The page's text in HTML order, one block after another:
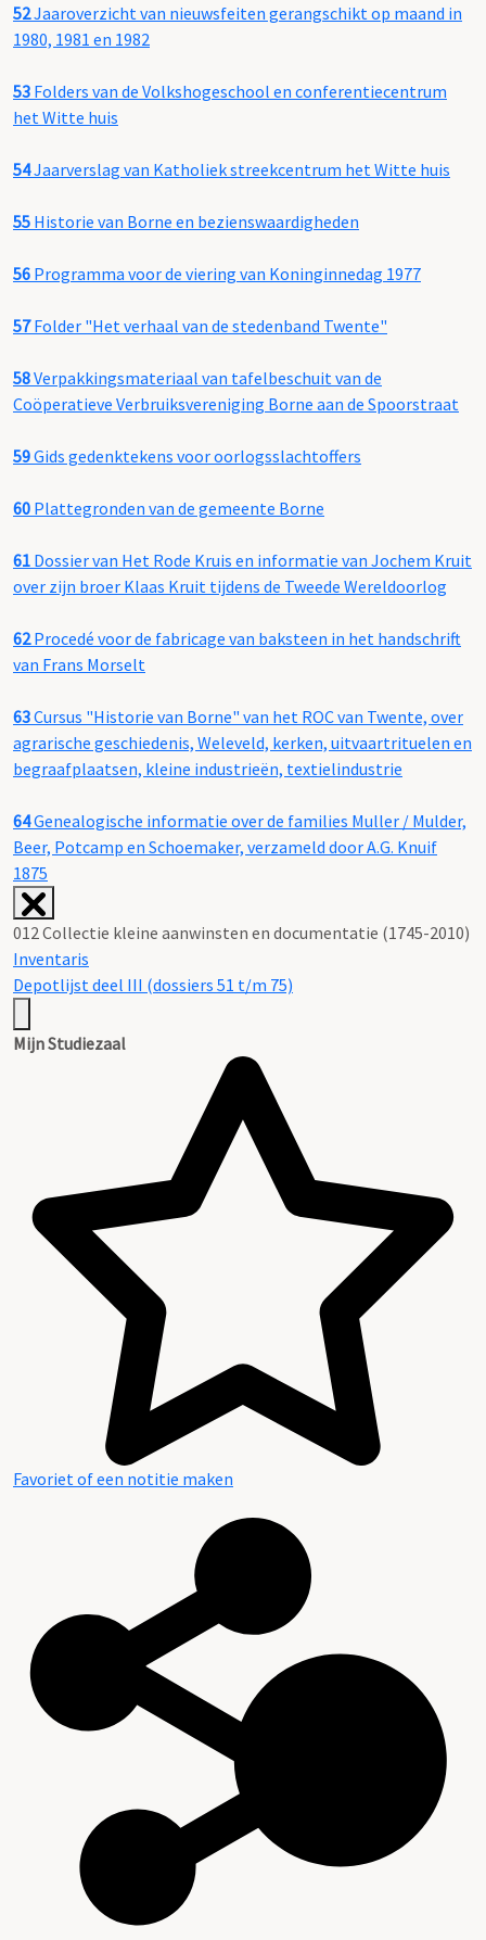
52Jaaroverzicht van nieuwsfeiten gerangschikt op maand in
1980, 1981 en 1982
53 Folders van de Volkshogeschool en conferentiecentrum
het Witte huis
54Jaarverslag van Katholiek streekcentrum het Witte huis
55 Historie van Borne en bezienswaardigheden
56 Programma voor de viering van Koninginnedag 1977
57Folder "Het verhaal van de stedenband Twente"
58Verpakkingsmateriaal van tafelbeschuit van de
Coöperatieve Verbruiksvereniging Borne aan de Spoorstraat
59Gids gedenktekens voor oorlogsslachtoffers
60 Plattegronden van de gemeente Borne
61 Dossier van Het Rode Kruis en informatie van Jochem Kruit
over zijn broer Klaas Kruit tijdens de Tweede Wereldoorlog
62Procedé voor de fabricage van baksteen in het handschrift
van Frans Morselt
63Cursus "Historie van Borne" van het ROC van Twente, over
agrarische geschiedenis, Weleveld, kerken, uitvaartrituelen en
begraafplaatsen, kleine industrieën, textielindustrie
64Genealogische informatie over de families Muller / Mulder,
Beer, Potcamp en Schoemaker, verzameld door A.G. Knuif
1875
012 Collectie kleine aanwinsten en documentatie (1745-2010)
Inventaris
Depotlijst deel III (dossiers 51 t/m 75)
Mijn Studiezaal
Favoriet of een notitie maken